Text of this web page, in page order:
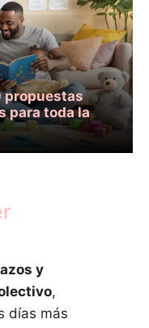
propuestas
para toda la
y
,
días más